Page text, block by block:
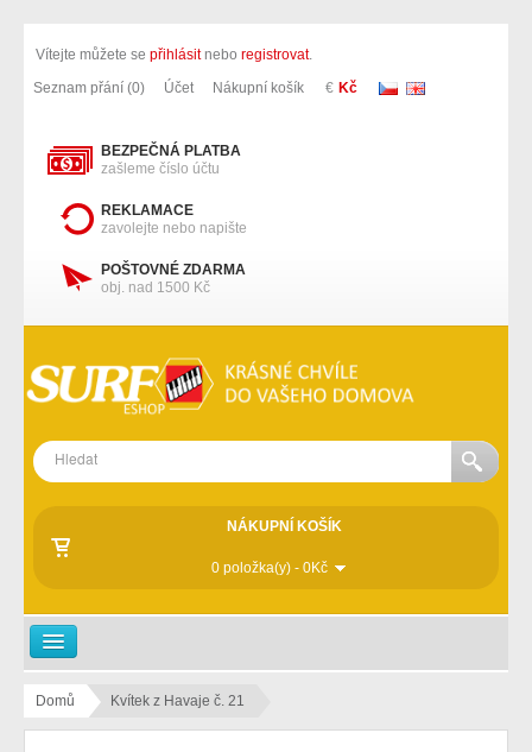
Vítejte můžete se přihlásitnebo registrovat.
Seznam přání (0)
Účet Nákupní košík € Kč
BEZPEČNÁ PLATBA
zašleme číslo účtu
REKLAMACE
zavolejte nebo napište
POŠTOVNÉ ZDARMA
obj. nad 1500 Kč
NÁKUPNÍ KOŠÍK
0 položka(y) - 0Kč
DVD TITULY
Domů Kvítek z Havaje č. 21